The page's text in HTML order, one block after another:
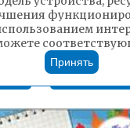
принять
Принять